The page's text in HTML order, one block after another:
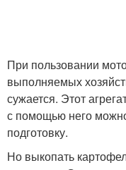
При пользовании
выполняемых
сужается. Этот
с помощью него
подготовку.
Но выкопать